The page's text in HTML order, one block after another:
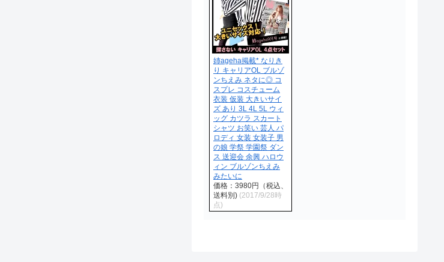
姉ageha掲載* なりき
り キャリアOL ブルゾ
ンちえみ ネタに◎ コ
スプレ コスチューム
衣装 仮装 大きいサイ
ズ あり 3L 4L 5L ウィ
ッグ カツラ スカート
シャツ お笑い 芸人 パ
ロディ 女装 女装子 男
の娘 学祭 学園祭 ダン
ス 送迎会 余興 ハロウ
ィン ブルゾンちえみ
みたいに
価格：3980円（税込、
送料別) (2017/9/28時
点)